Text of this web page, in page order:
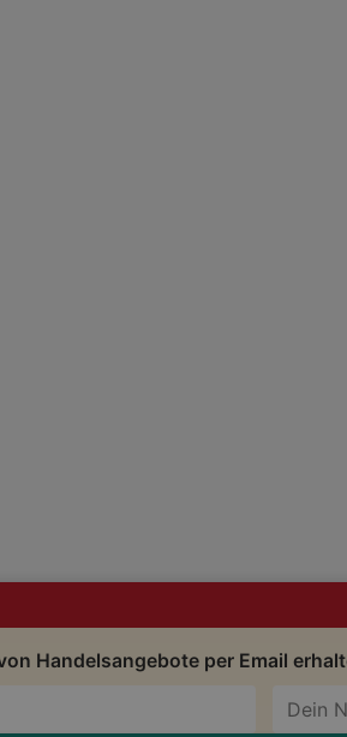
Handelsangebote per Email